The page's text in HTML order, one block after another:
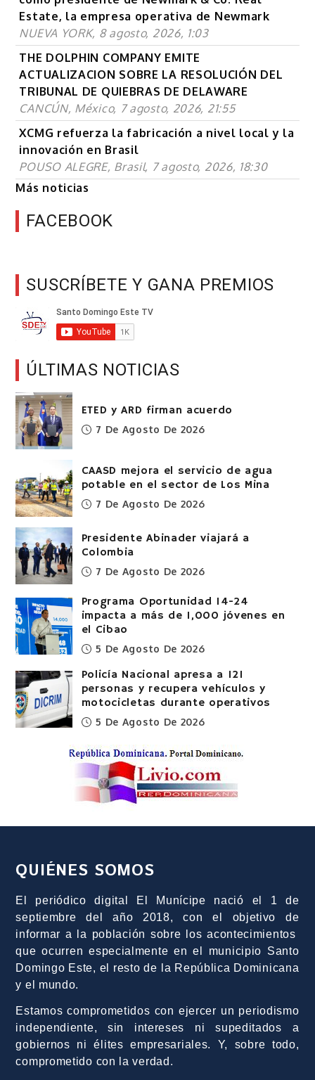
Estate, la empresa operativa de Newmark
NUEVA YORK, 8 agosto, 2026, 1:03
THE DOLPHIN COMPANY EMITE
ACTUALIZACION SOBRE LA RESOLUCIÓN DEL
TRIBUNAL DE QUIEBRAS DE DELAWARE
CANCÚN, México, 7 agosto, 2026, 21:55
XCMG refuerza la fabricación a nivel local y la
innovación en Brasil
POUSO ALEGRE, Brasil, 7 agosto, 2026, 18:30
Más noticias
FACEBOOK
SUSCRÍBETE Y GANA PREMIOS
ÚLTIMAS NOTICIAS
ETED y ARD firman acuerdo
7 De Agosto De 2026
CAASD mejora el servicio de agua
potable en el sector de Los Mina
7 De Agosto De 2026
Presidente Abinader viajará a
Colombia
7 De Agosto De 2026
Programa Oportunidad 14-24
impacta a más de 1,000 jóvenes en
el Cibao
5 De Agosto De 2026
Policía Nacional apresa a 121
personas y recupera vehículos y
motocicletas durante operativos
5 De Agosto De 2026
QUIÉNES SOMOS
El periódico digital El Munícipe nació el 1 de
septiembre del año 2018, con el objetivo de
informar a la población sobre los acontecimientos
que ocurren especialmente en el municipio Santo
Domingo Este, el resto de la República Dominicana
y el mundo.
Estamos comprometidos con ejercer un periodismo
independiente, sin intereses ni supeditados a
gobiernos ni élites empresariales. Y, sobre todo,
comprometido con la verdad.